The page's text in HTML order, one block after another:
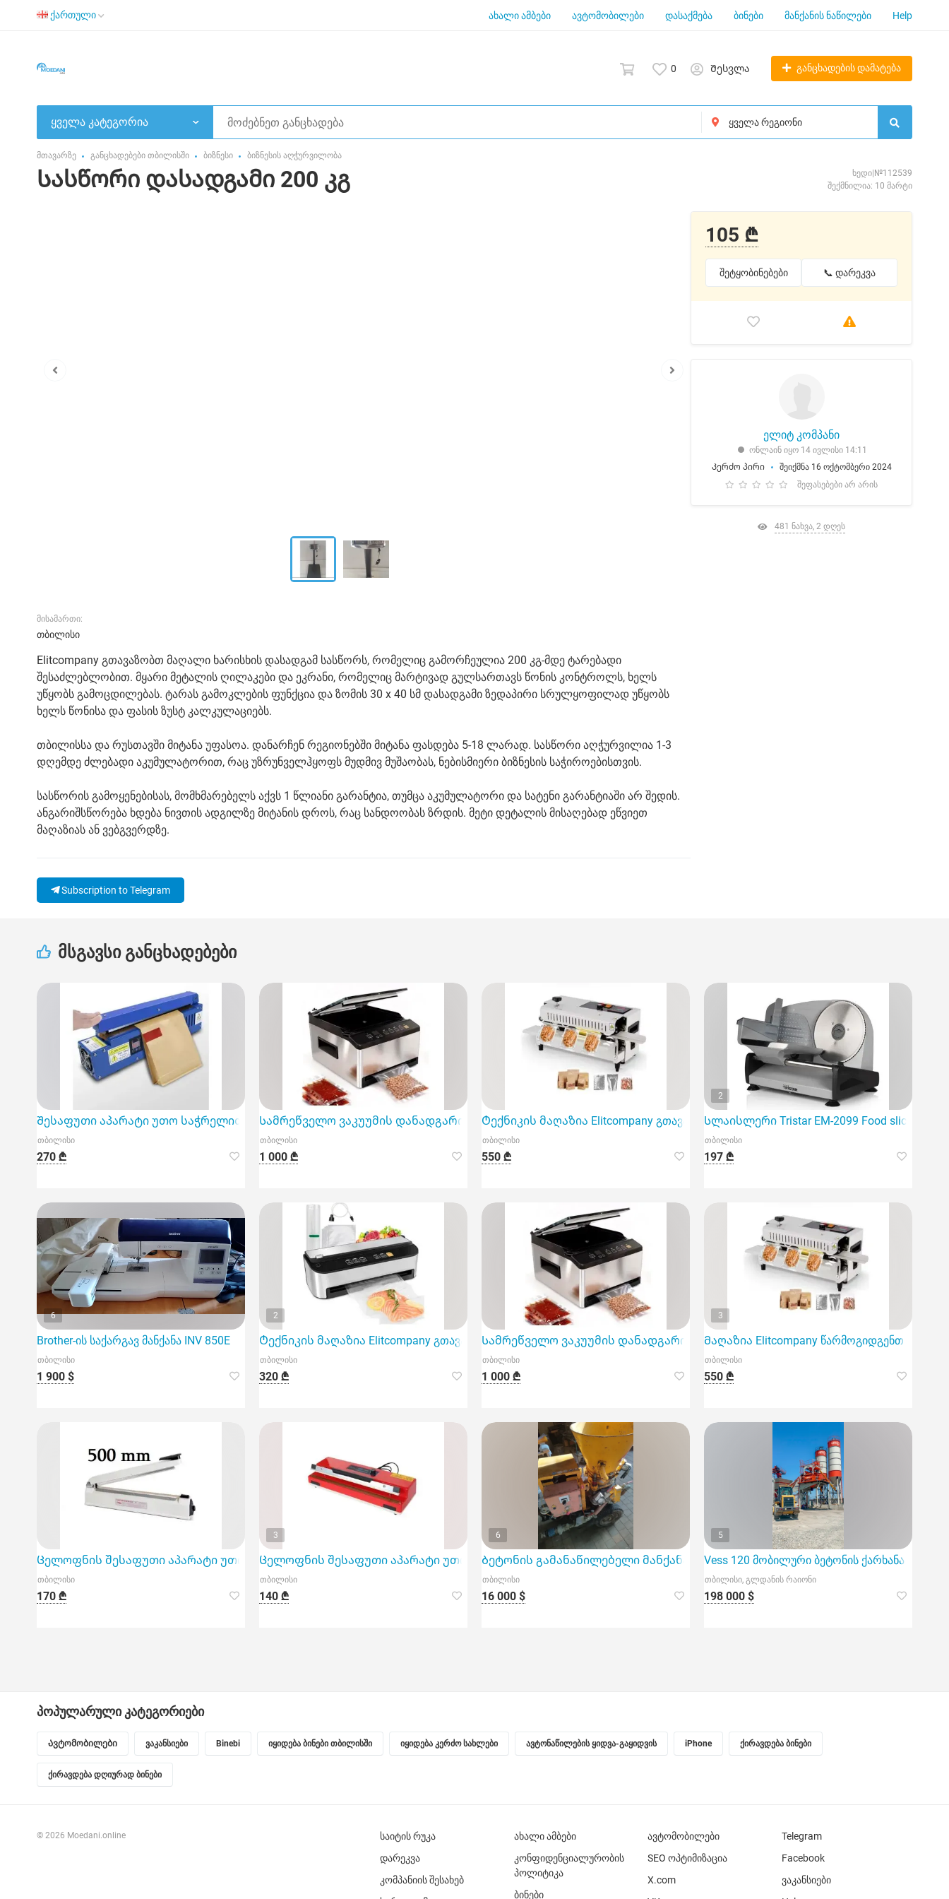
ქართული ახალი ამბები ავტომობილები დასაქმება ბინები მანქანის ნაწილები Help
0 Შესვლა განცხადების დამატება
ყველა კატეგორია
მთავარზე განცხადებები თბილისში ბიზნესი ბიზნესის აღჭურვილობა
Სასწორი დასადგამი 200 კგ
ხედი|№112539
შექმნილია: 10 მარტი
მისამართი:
თბილისი
Elitcompany გთავაზობთ მაღალი ხარისხის დასადგამ სასწორს, რომელიც გამორჩეულია 200 კგ-მდე ტარებადი
შესაძლებლობით. მყარი მეტალის ღილაკები და ეკრანი, რომელიც მარტივად გულსართავს წონის კონტროლს, ხელს
უწყობს გამოცდილებას. ტარას გამოკლების ფუნქცია და ზომის 30 x 40 სმ დასადგამი ზედაპირი სრულყოფილად უწყობს
ხელს წონისა და ფასის ზუსტ კალკულაციებს.
თბილისსა და რუსთავში მიტანა უფასოა. დანარჩენ რეგიონებში მიტანა ფასდება 5-18 ლარად. სასწორი აღჭურვილია 1-3
დღემდე ძლებადი აკუმულატორით, რაც უზრუნველჰყოფს მუდმივ მუშაობას, ნებისმიერი ბიზნესის საჭიროებისთვის.
სასწორის გამოყენებისას, მომხმარებელს აქვს 1 წლიანი გარანტია, თუმცა აკუმულატორი და სატენი გარანტიაში არ შედის.
ანგარიშსწორება ხდება ნივთის ადგილზე მიტანის დროს, რაც სანდოობას ზრდის. მეტი დეტალის მისაღებად ეწვიეთ
მაღაზიას ან ვებგვერდზე.
Subscription to Telegram
105 ₾
შეტყობინებები 📞 დარეკვა
ელიტ კომპანი
ონლაინ იყო 14 ივლისი 14:11
Კერძო პირი
შეიქმნა 16 ოქტომბერი 2024
შეფასებები არ არის
481 ნახვა, 2 დღეს
მსგავსი განცხადებები
Შესაფუთი აპარატი უთო საჭრელით 300 მმ
თბილისი
270 ₾
Სამრეწველო ვაკუუმის დანადგარი აპარატი
თბილისი
1 000 ₾
Ტექნიკის მაღაზია Elitcompany გთავაზობთ მოდელს FR-400, რომელიც წარმოადგენს
თბილისი
550 ₾
2
Სლაისლერი Tristar EM-2099 Food slicer
თბილისი
197 ₾
6
Brother-ის საქარგავ მანქანა INV 850E
თბილისი
1 900 $
2
Ტექნიკის მაღაზია Elitcompany გთავაზობთ ნახევრად პროფესიონალ ვაკუუმის აპარატს
თბილისი
320 ₾
Სამრეწველო ვაკუუმის დანადგარი Elitcompany-სგან
თბილისი
1 000 ₾
3
Მაღაზია Elitcompany წარმოგიდგენთ
თბილისი
550 ₾
Ცელოფნის შესაფუთი აპარატი უთო 500 მმ
თბილისი
170 ₾
3
Ცელოფნის შესაფუთი აპარატი უთო 400 მმ
თბილისი
140 ₾
6
Ბეტონის გამანაწილებელი მანქანა
თბილისი
16 000 $
5
Vess 120 მობილური ბეტონის ქარხანა
თბილისი, გლდანის რაიონი
198 000 $
პოპულარული კატეგორიები
Ავტომობილები ვაკანსიები Binebi იყიდება ბინები თბილისში იყიდება კერძო სახლები ავტონაწილების ყიდვა-გაყიდვის iPhone ქირავდება ბინები
ქირავდება დღიურად ბინები
© 2026 Moedani.online
საიტის რუკა
დარეკვა
კომპანიის შესახებ
ახალი ამბები
კონფიდენციალურობის
პოლიტიკა
ბინები
ავტომობილები
SEO ოპტიმიზაცია
X.com
Telegram
Facebook
ვაკანსიები